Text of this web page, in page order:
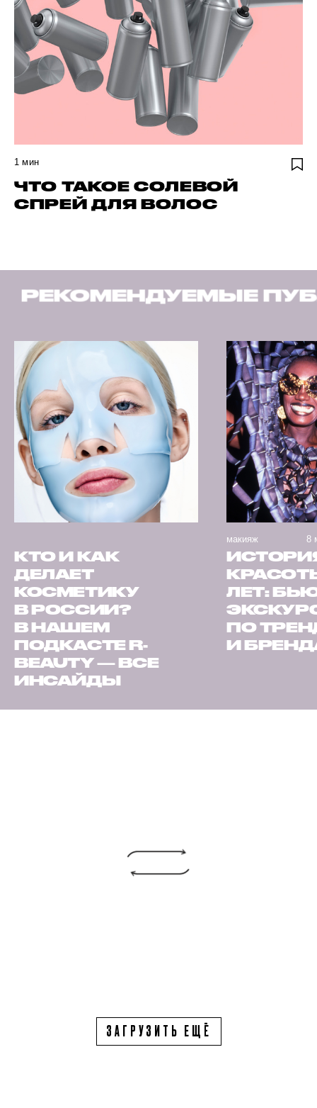
1 мин
ЧТО ТАКОЕ СОЛЕВОЙ
СПРЕЙ ДЛЯ ВОЛОС
КТО И КАК
ДЕЛАЕТ
КОСМЕТИКУ
В РОССИИ?
В НАШЕМ
ПОДКАСТЕ R-
BEAUTY — ВСЕ
ИНСАЙДЫ
макияж 8
ЛЕТ:
ПО
И
ЗАГРУЗИТЬ ЕЩЁ